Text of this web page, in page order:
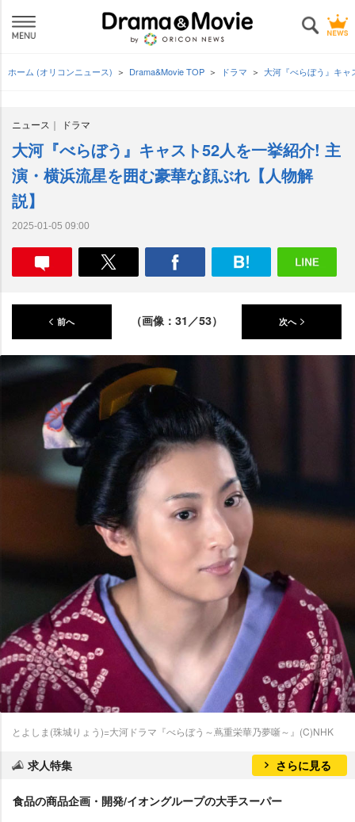
ホーム (オリコンニュース) Drama&Movie TOP ドラマ 大河『べらぼう』キ
ニュース ドラマ
大河『べらぼう』キャスト52人を一挙紹介! 主
演・横浜流星を囲む豪華な顔ぶれ【人物解
説】
2025-01-05 09:00
前へ （画像：31／53） 次へ
とよしま(珠城りょう)=大河ドラマ『べらぼう～蔦重栄華乃夢噺～』(C)NHK
求人特集 さらに見る
食品の商品企画・開発/イオングループの大手スーパー